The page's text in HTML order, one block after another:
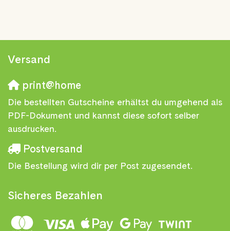
Versand
print@home
Die bestellten Gutscheine erhältst du umgehend als
PDF-Dokument und kannst diese sofort selber
ausdrucken.
Postversand
Die Bestellung wird dir per Post zugesendet.
Sicheres Bezahlen